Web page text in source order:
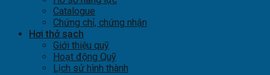
Catalogue
Chứng chỉ, chứng nhận
Hơi thở sạch
Giới thiệu quỹ
Hoạt động Quỹ
Lịch sử hình thành